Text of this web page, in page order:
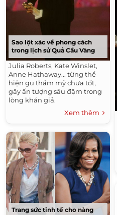
Sao lột xác về phong cách
trong lịch sử Quả Cầu Vàng
Julia Roberts, Kate Winslet,
Anne Hathaway... từng thể
hiện gu thẩm mỹ chưa tốt,
gây ấn tượng sâu đậm trong
lòng khán giả.
Xem thêm
Trang sức tinh tế cho nàng